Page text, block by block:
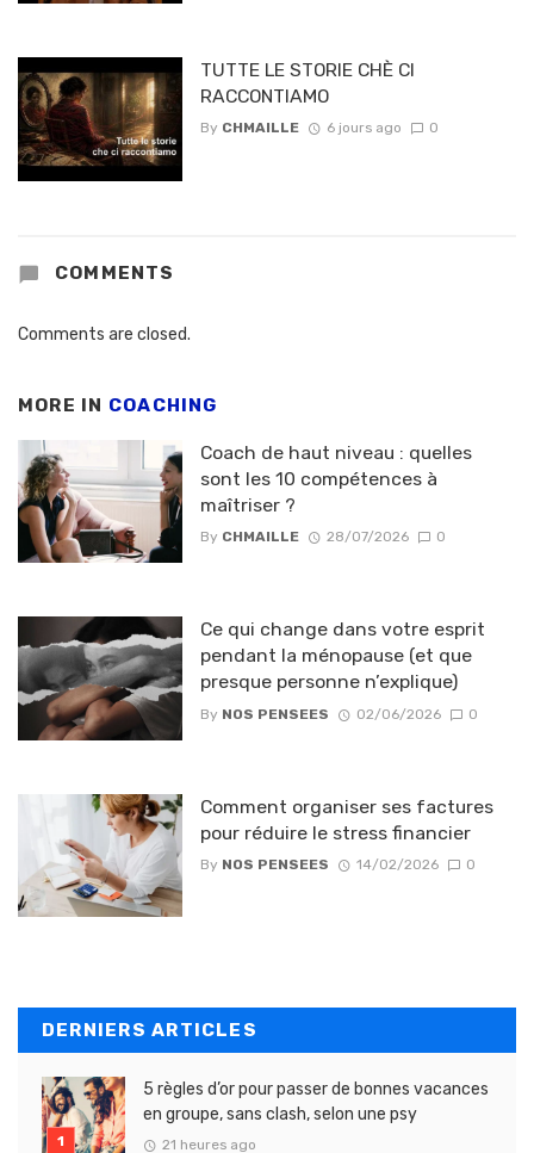
TUTTE LE STORIE CHÈ CI
RACCONTIAMO
By CHMAILLE 6 jours ago 0
COMMENTS
Comments are closed.
MORE IN COACHING
Coach de haut niveau : quelles
sont les 10 compétences à
maîtriser ?
By CHMAILLE 28/07/2026 0
Ce qui change dans votre esprit
pendant la ménopause (et que
presque personne n’explique)
By NOS PENSEES 02/06/2026 0
Comment organiser ses factures
pour réduire le stress financier
By NOS PENSEES 14/02/2026 0
DERNIERS ARTICLES
5 règles d’or pour passer de bonnes vacances
en groupe, sans clash, selon une psy
21 heures ago